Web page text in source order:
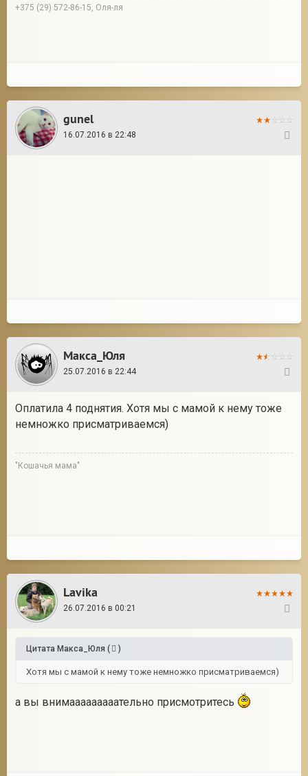
+375 (29) 572-86-15, Оля-ля
gunel
16.07.2016 в 22:48
Макса_Юля
25.07.2016 в 22:44
Оплатила 4 поднятия. Хотя мы с мамой к нему тоже
немножко присматриваемся)
"Кошачья мама"
Lavika
26.07.2016 в 00:21
Цитата Макса_Юля ( )
Хотя мы с мамой к нему тоже немножко присматриваемся)
а вы внимааааааааательно присмотритесь